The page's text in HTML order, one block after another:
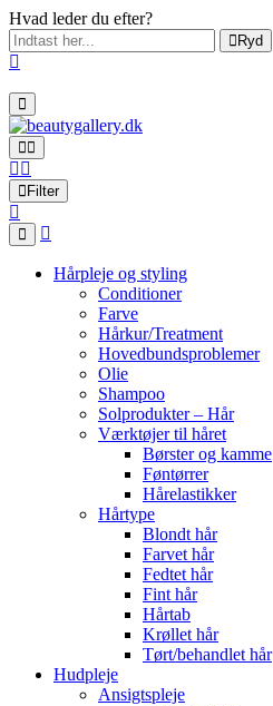
Hvad leder du efter?
Ryd
Filter
Hårpleje og styling
Conditioner
Farve
Hårkur/Treatment
Hovedbundsproblemer
Olie
Shampoo
Solprodukter – Hår
Værktøjer til håret
Børster og kamme
Føntørrer
Hårelastikker
Hårtype
Blondt hår
Farvet hår
Fedtet hår
Fint hår
Hårtab
Krøllet hår
Tørt/behandlet hår
Hudpleje
Ansigtspleje